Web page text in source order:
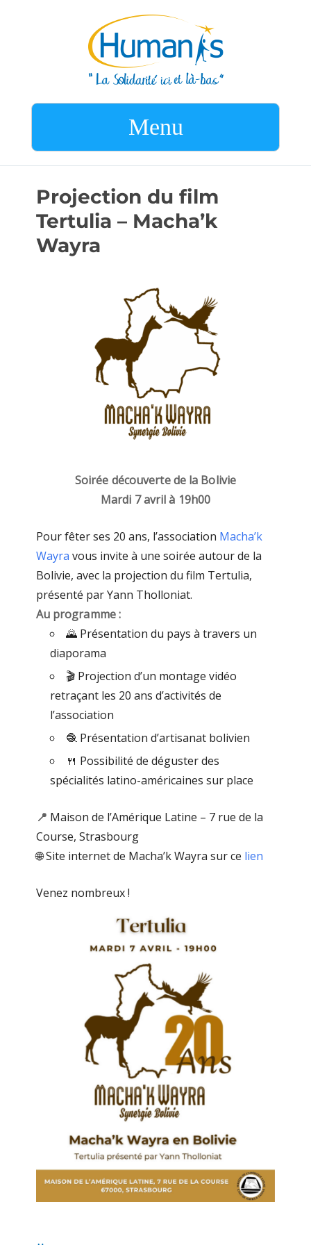
Menu
Projection du film
Tertulia – Macha’k
Wayra
Soirée découverte de la Bolivie
Mardi 7 avril à 19h00
Pour fêter ses 20 ans, l’association Macha’k
Wayra vous invite à une soirée autour de la
Bolivie, avec la projection du film Tertulia,
présenté par Yann Tholloniat.
Au programme :
🌄 Présentation du pays à travers un
diaporama
🎬 Projection d’un montage vidéo
retraçant les 20 ans d’activités de
l’association
🧶 Présentation d’artisanat bolivien
🍴 Possibilité de déguster des
spécialités latino-américaines sur place
📍 Maison de l’Amérique Latine – 7 rue de la
Course, Strasbourg
🌐 Site internet de Macha’k Wayra sur ce lien
Venez nombreux !